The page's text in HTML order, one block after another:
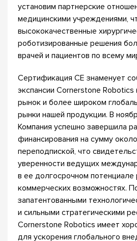
установим партнерские
медицинскими учреждениями,
высококачественные
роботизированные решения
врачей и пациентов по всему
Сертификация CE знаменует
экспансии Cornerstone Robotics
рынок и более широком
рынки нашей продукции. В
Компания успешно завершила
финансирования на сумму
переподпиской, что
уверенности ведущих
в ее долгосрочном потенциале
коммерческих возможностях.
запатентованными
и сильными стратегическими
Cornerstone Robotics имеет
для ускорения глобального